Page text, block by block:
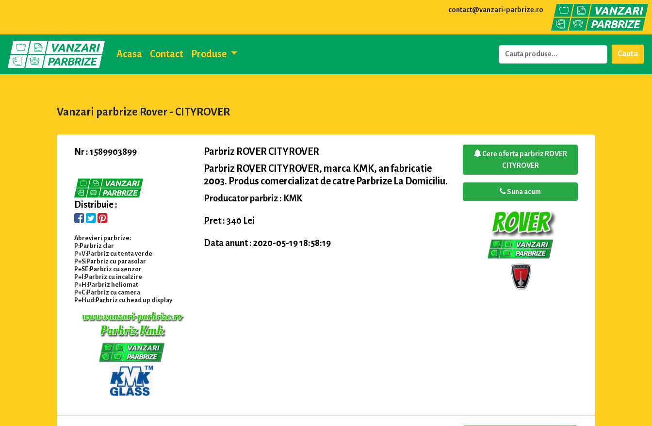
contact@vanzari-parbrize.ro
Acasa Contact Produse Cauta
Vanzari parbrize Rover - CITYROVER
Nr : 1589903899
Distribuie :
Abrevieri parbrize:
P:Parbriz clar
P+V:Parbriz cu tenta verde
P+S:Parbriz cu parasolar
P+SE:Parbriz cu senzor
P+I:Parbriz cu incalzire
P+H:Parbriz heliomat
P+C:Parbriz cu camera
P+Hud:Parbriz cu head up display
Parbriz ROVER CITYROVER
Parbriz ROVER CITYROVER, marca KMK, an fabricatie
2003. Produs comercializat de catre Parbrize La Domiciliu.
Producator parbriz : KMK
Pret : 340 Lei
Data anunt : 2020-05-19 18:58:19
Cere oferta parbriz ROVER
CITYROVER
Suna acum